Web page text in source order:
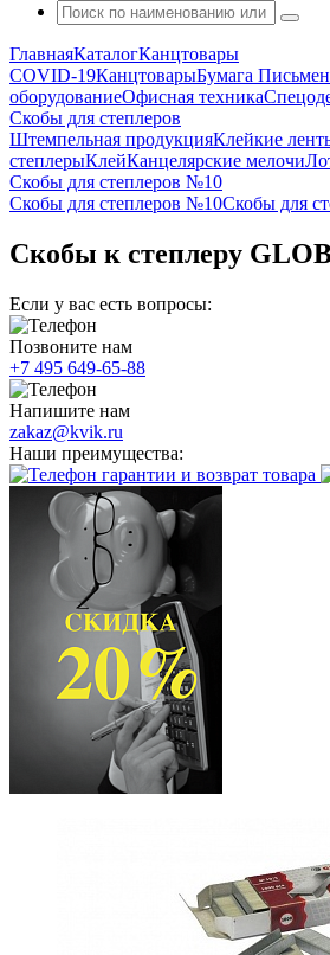
ГлавнаяКаталогКанцтовары
COVID-19КанцтоварыБумага
оборудованиеОфисная техника
Скобы для степлеров
Штемпельная продукцияКлейкие
степлерыКлейКанцелярские мелочи
Скобы для степлеров №10
Скобы для степлеров №10Скобы для
Скобы к степлеру
Если у вас есть вопросы:
Позвоните нам
+7 495 649-65-88
Напишите нам
zakaz@kvik.ru
Наши преимущества:
гарантии и возврат товара